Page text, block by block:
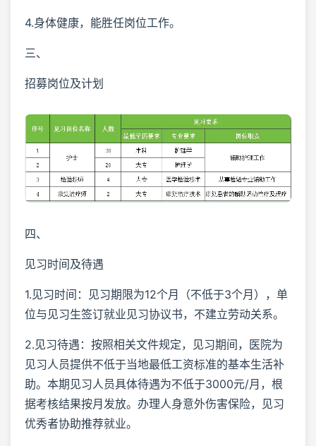
4.身体健康，能胜任岗位工作。
三、
招募岗位及计划
四、
见习时间及待遇
1.见习时间：见习期限为12个月（不低于3个月），单
位与见习生签订就业见习协议书，不建立劳动关系。
2.见习待遇：按照相关文件规定，见习期间，医院为
见习人员提供不低于当地最低工资标准的基本生活补
助。本期见习人员具体待遇为不低于3000元/月，根
据考核结果按月发放。办理人身意外伤害保险，见习
优秀者协助推荐就业。